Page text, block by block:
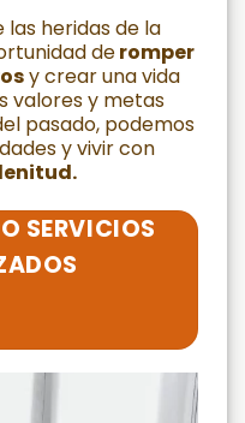
las heridas de la
deromper
y crear una vida
valores y metas
pasado, podemos
y vivir con
SERVICIOS